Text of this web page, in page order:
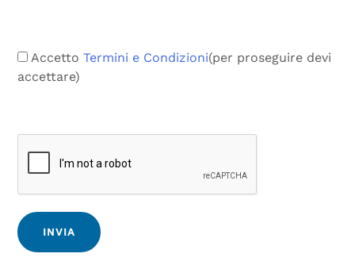
Accetto Termini e Condizioni(per proseguire devi
accettare)